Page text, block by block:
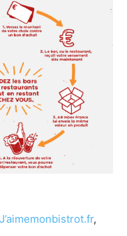
J’aimemonbistrot.fr,